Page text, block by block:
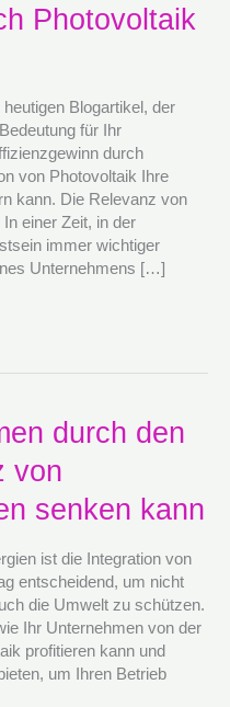
Photovoltaik
Blogartikel, der
für Ihr
durch
von Photovoltaik Ihre
kann. Die Relevanz von
einer Zeit, in der
immer wichtiger
Unternehmens […]
durch den
von
senken kann
ist die Integration von
entscheidend, um nicht
die Umwelt zu schützen.
Ihr Unternehmen von der
profitieren kann und
um Ihren Betrieb